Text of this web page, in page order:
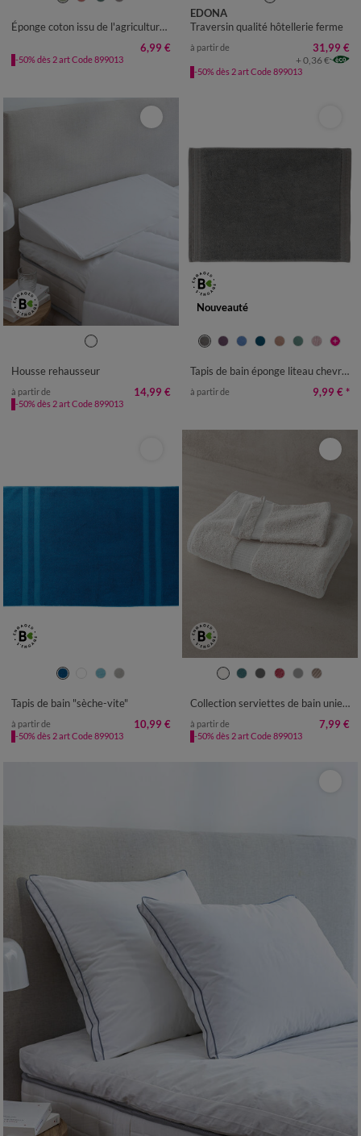
Éponge coton issu de l'agriculture biologique
6,99 €
-50% dès 2 art Code 899013
EDONA
Traversin qualité hôtellerie ferme
à partir de 31,99 €
+ 0,36 €
-50% dès 2 art Code 899013
Housse rehausseur
à partir de 14,99 €
-50% dès 2 art Code 899013
Nouveauté
TAPIS DE BAIN : 50X70CM
TAPIS DE DOUCHE : 60X60CM
Tapis de bain éponge liteau chevron
à partir de 9,99 € *
TAPIS DE BAIN : 50X80CM
Tapis de bain "sèche-vite"
à partir de 10,99 €
-50% dès 2 art Code 899013
Collection serviettes de bain unies - gamme premium 640g/m²
à partir de 7,99 €
-50% dès 2 art Code 899013